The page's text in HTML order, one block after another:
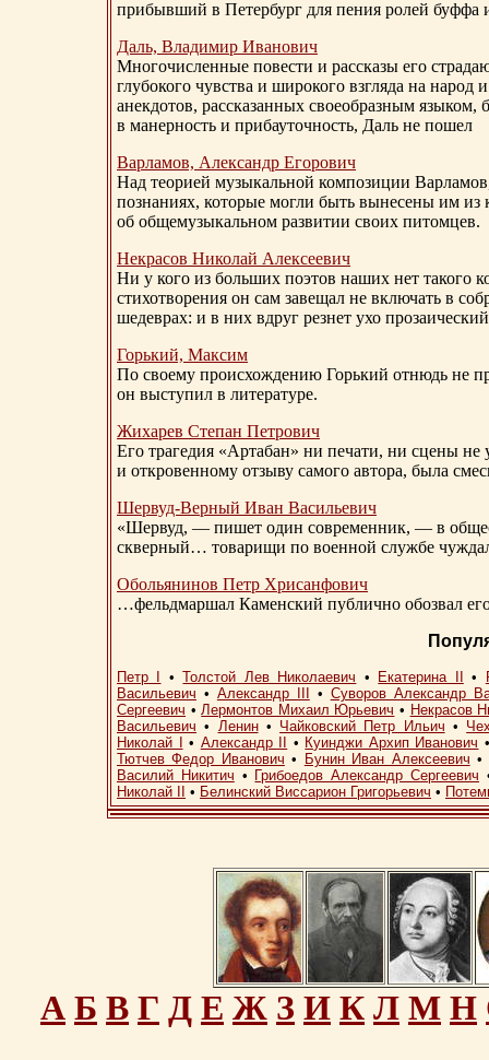
прибывший в Петербург для пения ролей буффа
Даль, Владимир Иванович
Многочисленные повести и рассказы его
глубокого чувства и широкого взгляда на
анекдотов, рассказанных своеобразным
в манерность и прибауточность, Даль не пошел
Варламов, Александр Егорович
Над теорией музыкальной композиции
познаниях, которые могли быть вынесены им из
об общемузыкальном развитии своих питомцев.
Некрасов Николай Алексеевич
Ни у кого из больших поэтов наших нет такого
стихотворения он сам завещал не включать в
шедеврах: и в них вдруг резнет ухо
Горький, Максим
По своему происхождению Горький отнюдь не
он выступил в литературе.
Жихарев Степан Петрович
Его трагедия «Артабан» ни печати, ни сцены
и откровенному отзыву самого автора, была
Шервуд-Верный Иван Васильевич
«Шервуд, — пишет один современник, — в
скверный… товарищи по военной службе
Обольянинов Петр Хрисанфович
…фельдмаршал Каменский публично обозвал
Петр I •Толстой Лев Николаевич • Екатерина II •
Васильевич • Александр III • Суворов Александр
Сергеевич •Лермонтов Михаил Юрьевич • Некрасов
Васильевич • Ленин• Чайковский Петр Ильич •
Николай I
• Александр II • Куинджи Архип Иванович
Тютчев Федор Иванович • Бунин Иван Алексеевич •
Василий Никитич • Грибоедов Александр Сергеевич
Николай II
• Белинский Виссарион Григорьевич •
А Б В Г Д Е Ж З И К Л М Н